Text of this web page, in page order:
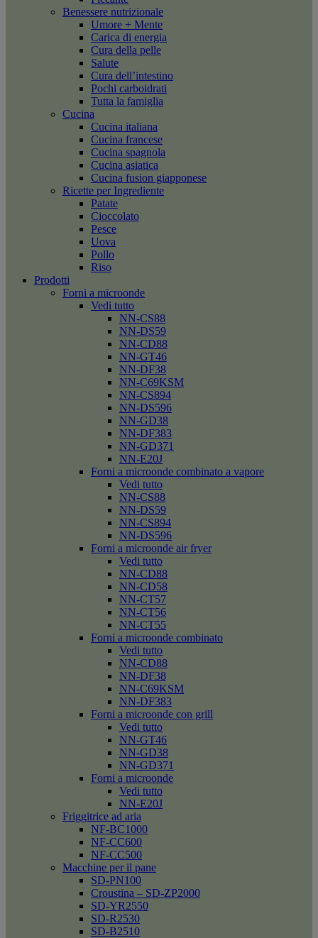
Benessere nutrizionale
Umore + Mente
Carica di energia
Cura della pelle
Salute
Cura dell’intestino
Pochi carboidrati
Tutta la famiglia
Cucina
Cucina italiana
Cucina francese
Cucina spagnola
Cucina asiatica
Cucina fusion giapponese
Ricette per Ingrediente
Patate
Cioccolato
Pesce
Uova
Pollo
Riso
Prodotti
Forni a microonde
Vedi tutto
NN-CS88
NN-DS59
NN-CD88
NN-GT46
NN-DF38
NN-C69KSM
NN-CS894
NN-DS596
NN-GD38
NN-DF383
NN-GD371
NN-E20J
Forni a microonde combinato a vapore
Vedi tutto
NN-CS88
NN-DS59
NN-CS894
NN-DS596
Forni a microonde air fryer
Vedi tutto
NN-CD88
NN-CD58
NN-CT57
NN-CT56
NN-CT55
Forni a microonde combinato
Vedi tutto
NN-CD88
NN-DF38
NN-C69KSM
NN-DF383
Forni a microonde con grill
Vedi tutto
NN-GT46
NN-GD38
NN-GD371
Forni a microonde
Vedi tutto
NN-E20J
Friggitrice ad aria
NF-BC1000
NF-CC600
NF-CC500
Macchine per il pane
SD-PN100
Croustina – SD-ZP2000
SD-YR2550
SD-R2530
SD-B2510